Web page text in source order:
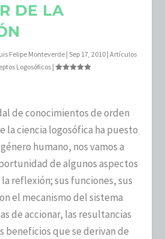
DE LA
Felipe Monteverde | Sep 17, 2010 |Artículos
Logosóficos |
de conocimientos de orden
la ciencia logosófica ha puesto
humano, nos vamos a
de algunos aspectos
reflexión; sus funciones, sus
el mecanismo del sistema
de accionar, las resultancias
beneficios que se derivan de